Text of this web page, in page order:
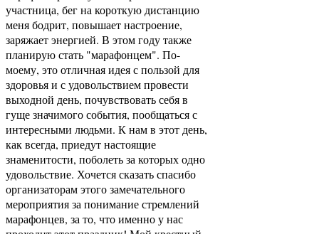
участница, бег на короткую дистанцию
меня бодрит, повышает настроение,
заряжает энергией. В этом году также
планирую стать "марафонцем". По-
моему, это отличная идея с пользой для
здоровья и с удовольствием провести
выходной день, почувствовать себя в
гуще значимого события, пообщаться с
интересными людьми. К нам в этот день,
как всегда, приедут настоящие
знаменитости, поболеть за которых одно
удовольствие. Хочется сказать спасибо
организаторам этого замечательного
мероприятия за понимание стремлений
марафонцев, за то, что именно у нас